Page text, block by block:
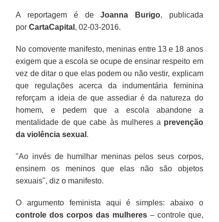
A reportagem é deJoanna Burigo, publicada
porCartaCapital , 02-03-2016.
No comovente manifesto, meninas entre 13 e 18 anos
exigem que a escola se ocupe de ensinar respeito em
vez de ditar o que elas podem ou não vestir, explicam
que regulações acerca da indumentária feminina
reforçam a ideia de que assediar é da natureza do
homem, e pedem que a escola abandone a
mentalidade de que cabe às mulheres a prevenção
da violência sexual .
"Ao invés de humilhar meninas pelos seus corpos,
ensinem os meninos que elas não são objetos
sexuais", diz o manifesto.
O argumento feminista aqui é simples: abaixo o
controle dos corpos das mulheres– controle que,